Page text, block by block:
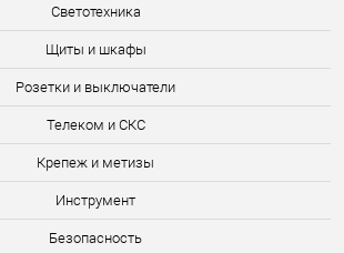
Светотехника
Щиты и шкафы
Розетки и выключатели
Телеком и СКС
Крепеж и метизы
Инструмент
Безопасность